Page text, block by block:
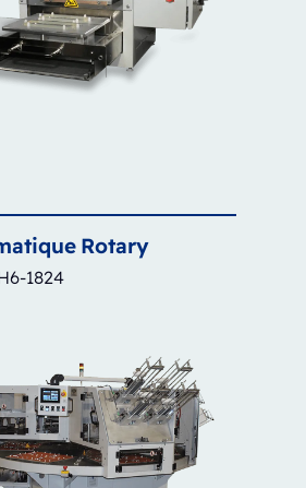
Rotary
1824